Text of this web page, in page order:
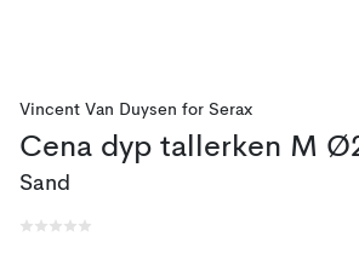
Vincent Van Duysen for Serax
Cena dyp tallerken M
Sand